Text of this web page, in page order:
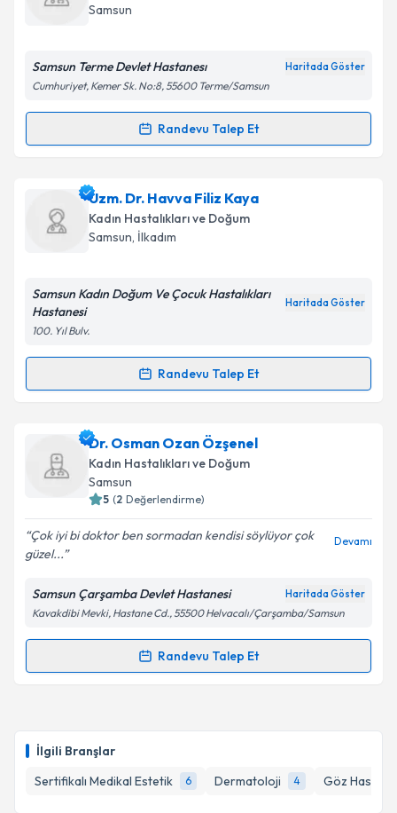
İlgili Branşlar
Sertifikalı Medikal Estetik
6 Dermatoloji 4 Göz
takvim hazırlandığında e-posta ile bilgilendireceğiz.
Kişisel verilerimin işlenmesine ilişkin
Metni'ni okudum ve kişisel verilerimin belirtilen
Takvim Talebini Gönder
Samsun
Samsun Terme Devlet Hastanesı Haritada Göster
Cumhuriyet, Kemer Sk. No:8, 55600 Terme/Samsun
Randevu Talep Et
Randevu Takvimi Talebi
Uzm. Dr. Serdar Mehmet Işıkiçin randevu takvimi
talebi oluşturun. Size bu uzmandan randevu almanız
için bir takvim hazırlandığında e-posta ile
Kişisel verilerimin işlenmesine ilişkin
Metni'ni okudum ve kişisel verilerimin belirtilen
Takvim Talebini Gönder
Uzm. Dr. Havva Filiz Kaya
Kadın Hastalıkları ve Doğum
Samsun, İlkadım
Samsun Kadın Doğum Ve Çocuk Hastalıkları
Hastanesi
Haritada Göster
100. Yıl Bulv.
Randevu Talep Et
Randevu Takvimi Talebi
Uzm. Dr. Havva Filiz Kayaiçin randevu takvimi talebi
oluşturun. Size bu uzmandan randevu almanız için bir
takvim hazırlandığında e-posta ile bilgilendireceğiz.
Kişisel verilerimin işlenmesine ilişkin
Aydınlatma
Metni'ni okudum ve kişisel verilerimin belirtilen
kapsamda işlenmesini kabul ediyorum.
Dr. Osman Ozan Özşenel
Kadın Hastalıkları ve Doğum
Samsun
5 (2 Değerlendirme)
Çok iyi bi doktor ben sormadan kendisi söylüyor çok
güzel...
Devamı
Samsun Çarşamba Devlet Hastanesi Haritada Göster
Kavakdibi Mevki, Hastane Cd., 55500 Helvacalı/Çarşamba/Samsun
Randevu Talep Et
Randevu Takvimi Talebi
takvim hazırlandığında e-posta ile bilgilendireceğiz.